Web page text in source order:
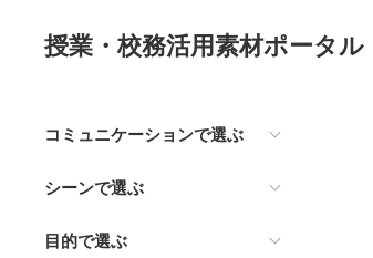
授業・校務活用素材ポータル
コミュニケーションで選ぶ
シーンで選ぶ
目的で選ぶ